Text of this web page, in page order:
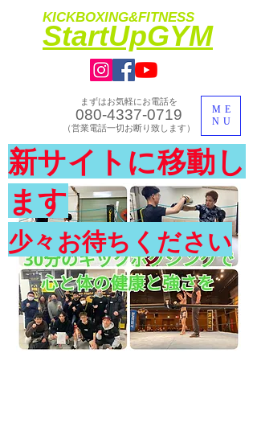
KICKBOXING&FITNESS
​StartUpGYM
ME
NU
まずはお気軽にお電話を
080-4337-0719
​（営業電話一切お断り致します）
​体験入会実施中
新サイトに移動し
ます
少々お待ちください